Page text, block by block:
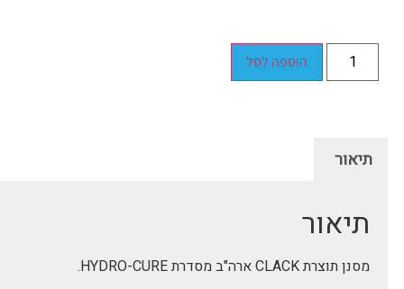
הוספה לסל
תיאור
תיאור
מסנן תוצרת CLACK ארה"ב מסדרת HYDRO-CURE.